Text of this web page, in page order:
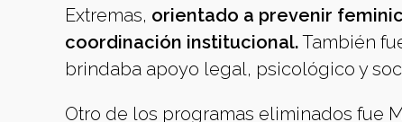
Extremas, orientado a prevenir
coordinación institucional.También
brindaba apoyo legal, psicológico y
Otro de los programas eliminados fue